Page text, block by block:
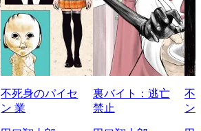
不死身のパイセ
ン 業
裏バイト：逃亡
禁止
不
ン